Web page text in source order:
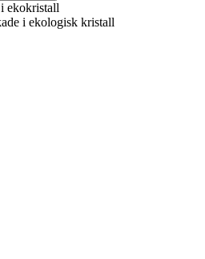
ekokristall
i ekologisk kristall